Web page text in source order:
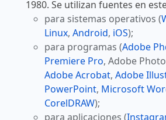
1980. Se utilizan fuentes en
para sistemas operativos (
Linux, Android, iOS);
para programas (Adobe
Premiere Pro, Adobe
Adobe Acrobat, Adobe
PowerPoint, Microsoft
CorelDRAW);
para aplicaciones (